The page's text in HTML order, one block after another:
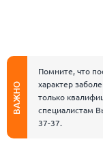
ВАЖНО
Помните, что
характер
только
специалистам
37-37.